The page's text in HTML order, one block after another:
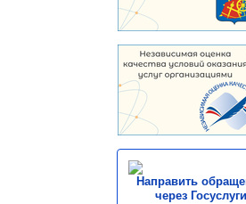
Направить
через Госуслуги